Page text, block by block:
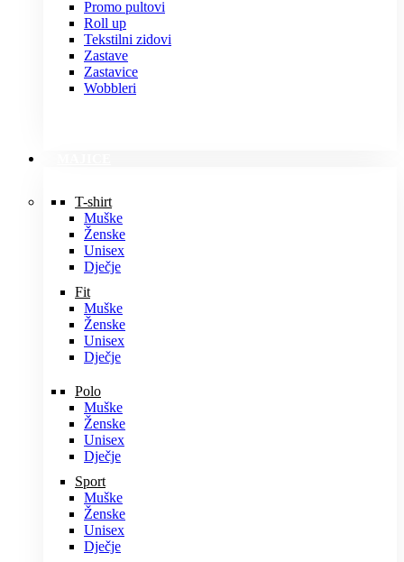
Promo pultovi
Roll up
Tekstilni zidovi
Zastave
Zastavice
Wobbleri
T-shirt
Muške
Ženske
Unisex
Dječje
Fit
Muške
Ženske
Unisex
Dječje
Polo
Muške
Ženske
Unisex
Dječje
Sport
Muške
Ženske
Unisex
Dječje